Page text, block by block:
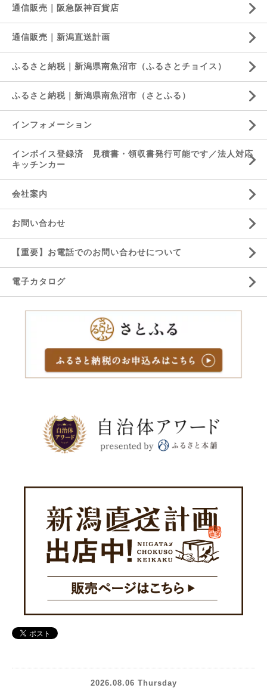
通信販売｜阪急阪神百貨店
通信販売｜新潟直送計画
ふるさと納税｜新潟県南魚沼市（ふるさとチョイス）
ふるさと納税｜新潟県南魚沼市（さとふる）
インフォメーション
インボイス登録済 見積書・領収書発行可能です／法人対応
キッチンカー
会社案内
お問い合わせ
【重要】お電話でのお問い合わせについて
電子カタログ
2026.08.06 Thursday